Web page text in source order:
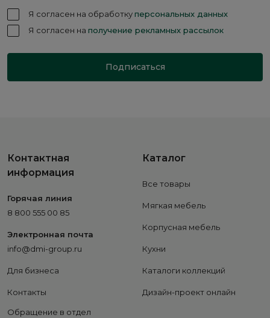
Я согласен на обработкуперсональных данных
Я согласен на получение рекламных рассылок
Подписаться
Контактная
информация
Горячая линия
8 800 555 00 85
Электронная почта
info@dmi-group.ru
Для бизнеса
Контакты
Обращение в отдел
Каталог
Все товары
Мягкая мебель
Корпусная мебель
Кухни
Каталоги коллекций
Дизайн-проект онлайн